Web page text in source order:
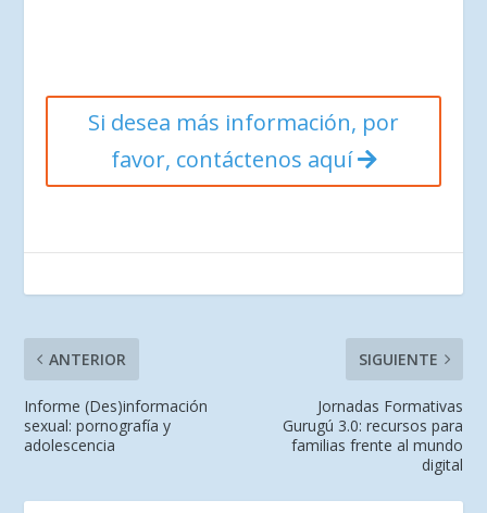
Si desea más información, por
favor, contáctenos aquí
ANTERIOR
Informe (Des)información
sexual: pornografía y
adolescencia
SIGUIENTE
Jornadas Formativas
Gurugú 3.0: recursos para
familias frente al mundo
digital